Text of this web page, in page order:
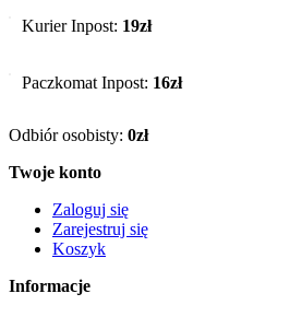
Kurier Inpost: 19zł
Paczkomat Inpost: 16zł
Odbiór osobisty: 0zł
Twoje konto
Zaloguj się
Zarejestruj się
Koszyk
Informacje